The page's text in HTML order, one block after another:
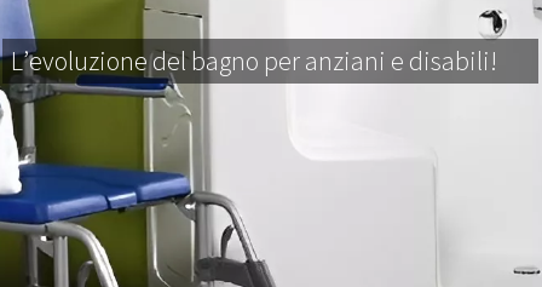
L’evoluzione del bagno peranziani e disabili!